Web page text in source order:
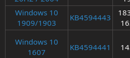
Windows 10
1909/1903
KB4594443
Windows 10
1607
KB4594441